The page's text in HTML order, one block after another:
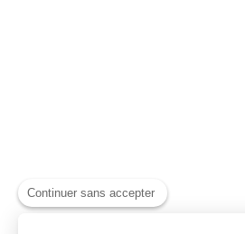
Continuer sans accepter